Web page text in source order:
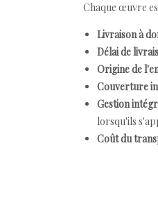
Chaque œuvre
Livraison à
Délai de
Origine de
Couverture
Gestion
lorsqu'ils
Coût du